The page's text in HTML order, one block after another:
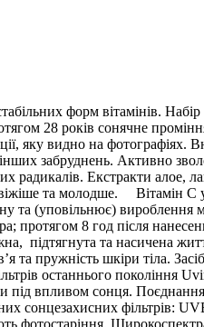
форм вітамінів.
28 років сонячне
видно на фотографіях.
забруднень. Активно
радикалів. Екстракти алое,
та молодше. Вітамін
та (уповільнює)
протягом 8 год після
підтягнута та насичена
пружність шкіри тіла.
останнього покоління
під впливом сонця.
сонцезахисних фільтрів:
фотостаріння.